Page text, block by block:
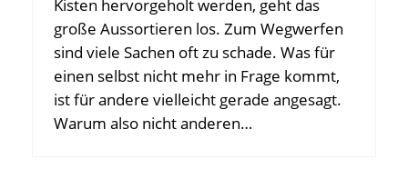
Kisten hervorgeholt werden, geht das
große Aussortieren los. Zum Wegwerfen
sind viele Sachen oft zu schade. Was für
einen selbst nicht mehr in Frage kommt,
ist für andere vielleicht gerade angesagt.
Warum also nicht anderen…